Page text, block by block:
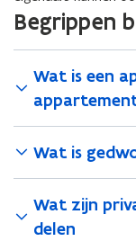
Begrippen
Wat is een
Wat is
Wat zijn
delen